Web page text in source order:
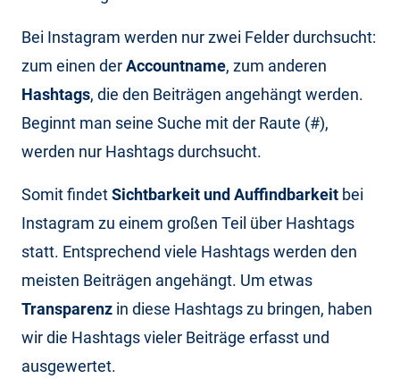
Bei Instagram werden nur zwei Felder durchsucht:
zum einen derAccountname, zum anderen
Hashtags, die den Beiträgen angehängt werden.
Beginnt man seine Suche mit der Raute (#),
werden nur Hashtags durchsucht.
Somit findetSichtbarkeit und Auffindbarkeit bei
Instagram zu einem großen Teil über Hashtags
statt. Entsprechend viele Hashtags werden den
meisten Beiträgen angehängt. Um etwas
Transparenz in diese Hashtags zu bringen, haben
wir die Hashtags vieler Beiträge erfasst und
ausgewertet.